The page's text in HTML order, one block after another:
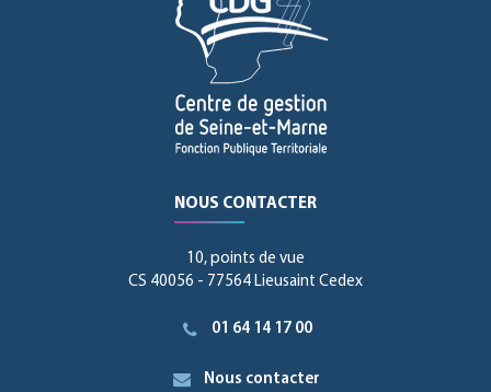
NOUS CONTACTER
10, points de vue
CS 40056 - 77564 Lieusaint Cedex
01 64 14 17 00
Nous contacter